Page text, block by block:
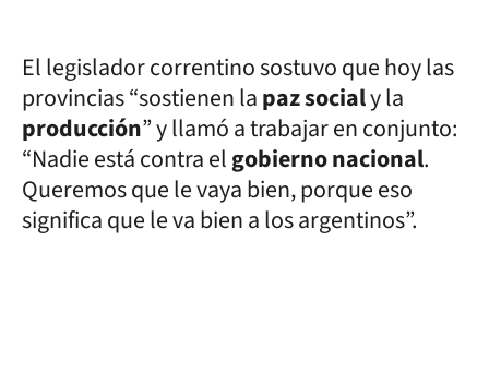
El legislador correntino sostuvo que hoy las
provincias “sostienen lapaz socialy la
producción” y llamó a trabajar en conjunto:
“Nadie está contra elgobierno nacional.
Queremos que le vaya bien, porque eso
significa que le va bien a los argentinos”.